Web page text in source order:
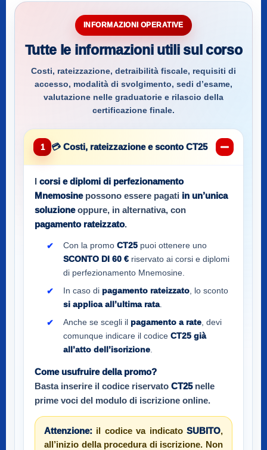
INFORMAZIONI OPERATIVE
Tutte le informazioni utili sul corso
Costi, rateizzazione, detraibilità fiscale, requisiti di
accesso, modalità di svolgimento, sedi d’esame,
valutazione nelle graduatorie e rilascio della
certificazione finale.
1 💳 Costi, rateizzazione e sconto CT25
corsi e diplomi di perfezionamento
Mnemosinepossono essere pagati in un’unica
soluzioneoppure, in alternativa, con
pagamento rateizzato.
Con la promo CT25 puoi ottenere uno
SCONTO DI 60 € riservato ai corsi e diplomi
di perfezionamento Mnemosine.
In caso di pagamento rateizzato , lo sconto
si applica all’ultima rata.
Anche se scegli il pagamento a rate , devi
comunque indicare il codice CT25 già
all’atto dell’iscrizione
Come usufruire della promo?
Basta inserire il codice riservato CT25nelle
prime voci del modulo di iscrizione online.
Attenzione: il codice va indicato SUBITO,
all’inizio della procedura di iscrizione. Non